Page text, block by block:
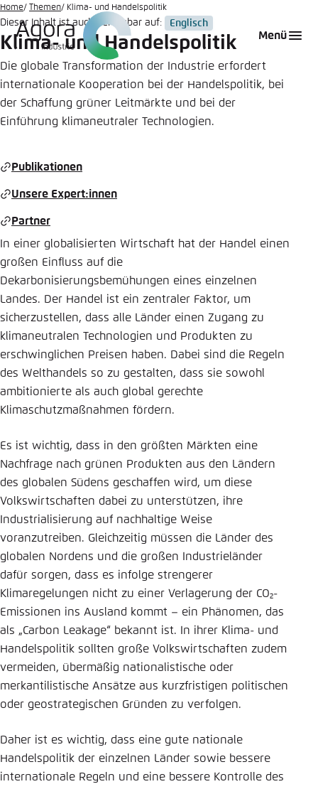
Zum
Hauptinhalt
gehen
Menü
Home Themen Klima- und Handelspolitik
Dieser Inhalt ist auch verfügbar auf: Englisch
Klima- und Handelspolitik
Die globale Transformation der Industrie erfordert
internationale Kooperation bei der Handelspolitik, bei
der Schaffung grüner Leitmärkte und bei der
Einführung klimaneutraler Technologien.
Publikationen
Unsere Expert:innen
Partner
In einer globalisierten Wirtschaft hat der Handel einen
großen Einfluss auf die
Dekarbonisierungsbemühungen eines einzelnen
Landes. Der Handel ist ein zentraler Faktor, um
sicherzustellen, dass alle Länder einen Zugang zu
klimaneutralen Technologien und Produkten zu
erschwinglichen Preisen haben. Dabei sind die Regeln
des Welthandels so zu gestalten, dass sie sowohl
ambitionierte als auch global gerechte
Klimaschutzmaßnahmen fördern.
Es ist wichtig, dass in den größten Märkten eine
Nachfrage nach grünen Produkten aus den Ländern
des globalen Südens geschaffen wird, um diese
Volkswirtschaften dabei zu unterstützen, ihre
Industrialisierung auf nachhaltige Weise
voranzutreiben. Gleichzeitig müssen die Länder des
globalen Nordens und die großen Industrieländer
dafür sorgen, dass es infolge strengerer
Klimaregelungen nicht zu einer Verlagerung der CO₂-
Emissionen ins Ausland kommt – ein Phänomen, das
als „Carbon Leakage“ bekannt ist. In ihrer Klima- und
Handelspolitik sollten große Volkswirtschaften zudem
vermeiden, übermäßig nationalistische oder
merkantilistische Ansätze aus kurzfristigen politischen
oder geostrategischen Gründen zu verfolgen.
Daher ist es wichtig, dass eine gute nationale
Handelspolitik der einzelnen Länder sowie bessere
internationale Regeln und eine bessere Kontrolle des
Login
Melden Sie sich an um ..., ... und ... zu verwalten.
Benutzername*
Noch kein Benutzerkonto?
Abbrechen
Sprache auswählen
Englisch
Agora Think Tanks
Erscheinungsbild der Webseite
Diese Webseite passt ihr Farbschema basierend
auf Ihren Einstellungen an. Wählen Sie aus,
welches Farbschema Sie für diese Webseite
verwenden möchten.
Hell
Automatisch
Einstellung für diese Webseite im Browser
speichern